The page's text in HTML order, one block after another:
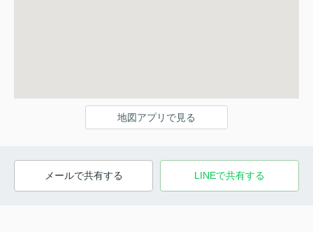
地図アプリで見る
メールで共有する LINEで共有する